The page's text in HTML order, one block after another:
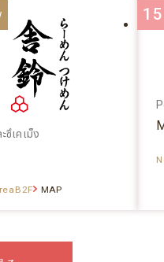
ซึเคเม็ง
MAP
15